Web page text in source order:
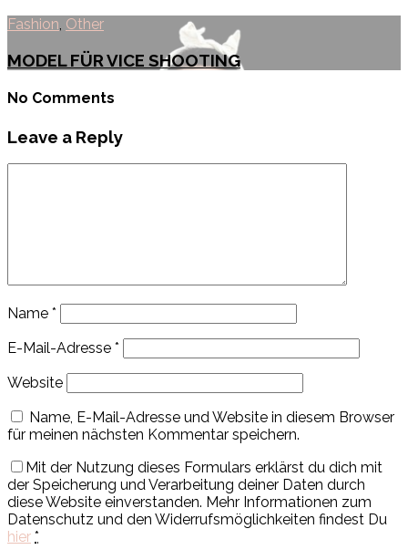
Fashion, Other
MODEL FÜR VICE SHOOTING
No Comments
Leave a Reply
Name *
E-Mail-Adresse *
Website
Name, E-Mail-Adresse und Website in diesem Browser
für meinen nächsten Kommentar speichern.
Mit der Nutzung dieses Formulars erklärst du dich mit
der Speicherung und Verarbeitung deiner Daten durch
diese Website einverstanden. Mehr Informationen zum
Datenschutz und den Widerrufsmöglichkeiten findest Du
hier *